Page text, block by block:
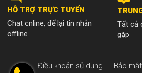
HỖ TRỢ TRỰC TUYẾN
Chat online, để lại tin nhắn
offline
Tất cả
gặp
Điều khoản sử dụng Bảo